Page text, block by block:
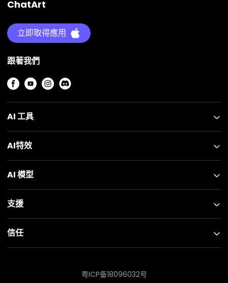
ChatArt
立即取得應用
跟著我們
AI 工具
AI特效
AI 模型
支援
信任
粤ICP备18096032号